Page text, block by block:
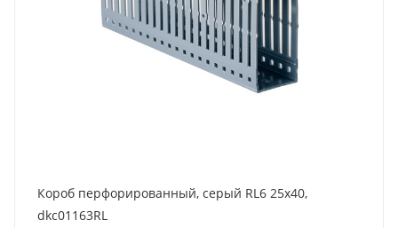
Короб перфорированный, серый RL6 25x40,
dkc01163RL